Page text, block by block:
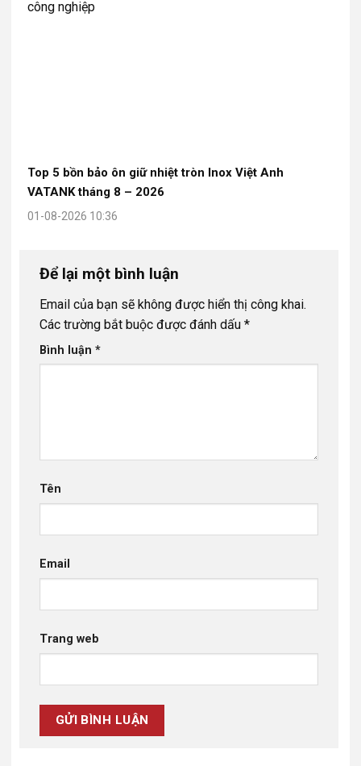
Top 5 bồn bảo ôn giữ nhiệt tròn Inox Việt Anh
VATANK tháng 8 – 2026
01-08-2026 10:36
Để lại một bình luận
Email của bạn sẽ không được hiển thị công khai.
Các trường bắt buộc được đánh dấu *
Bình luận *
Tên
Email
Trang web